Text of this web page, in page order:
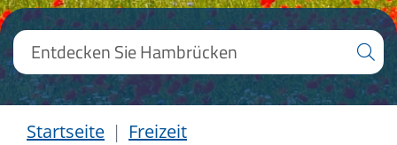
Startseite
Freizeit